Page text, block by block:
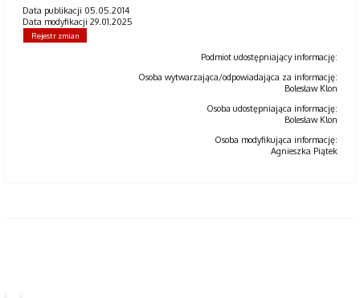
Data publikacji 05.05.2014
Data modyfikacji 29.01.2025
Rejestr zmian
Podmiot udostępniający informację:
Osoba wytwarzająca/odpowiadająca za informację:
Bolesław Klon
Osoba udostępniająca informację:
Bolesław Klon
Osoba modyfikująca informację:
Agnieszka Piątek